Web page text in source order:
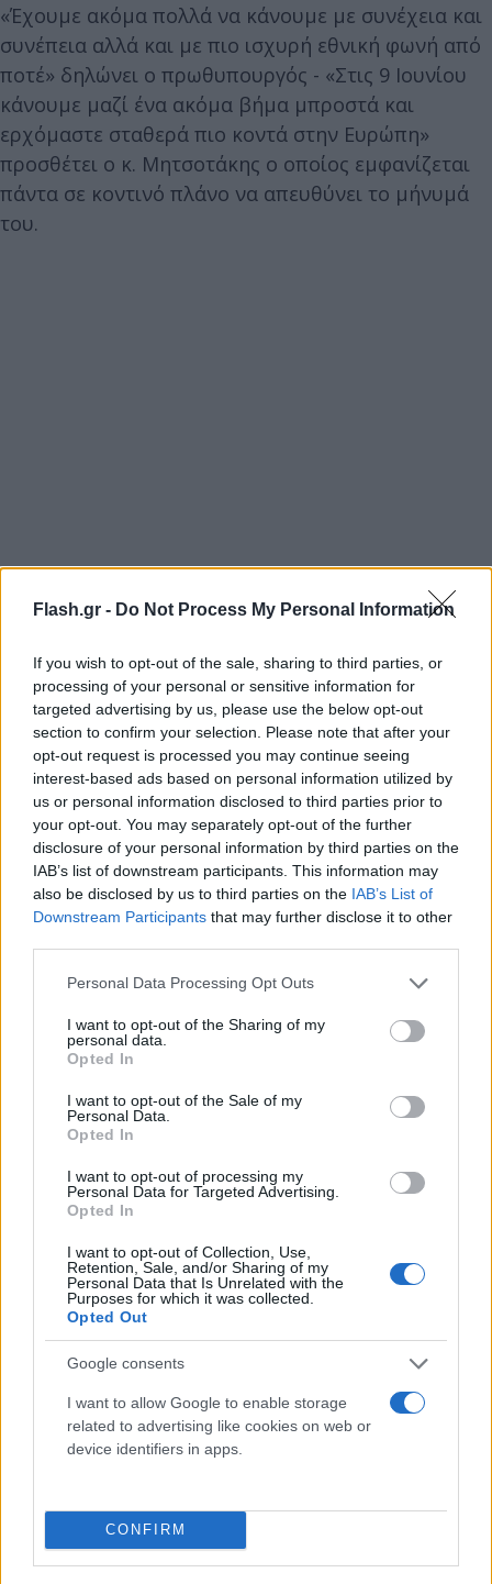
Flash.gr - Do Not Process My Personal Information
If you wish to opt-out of the sale, sharing to third parties, or
processing of your personal or sensitive information for
targeted advertising by us, please use the below opt-out
section to confirm your selection. Please note that after your
opt-out request is processed you may continue seeing
interest-based ads based on personal information utilized by
us or personal information disclosed to third parties prior to
your opt-out. You may separately opt-out of the further
disclosure of your personal information by third parties on the
IAB’s list of downstream participants. This information may
also be disclosed by us to third parties on the IAB’s List of
Downstream Participants that may further disclose it to other
Please note that this website/app uses one or more Google
not limited to your visit or usage behaviour. You may click to
grant or deny consent to Google and its third-party tags to
use your data for below specified purposes in below Google
consent section.
Personal Data Processing Opt Outs
I want to opt-out of the Sharing of my
personal data.
Opted In
I want to opt-out of the Sale of my
Personal Data.
Opted In
I want to opt-out of processing my
Personal Data for Targeted Advertising.
Opted In
I want to opt-out of Collection, Use,
Retention, Sale, and/or Sharing of my
Personal Data that Is Unrelated with the
Purposes for which it was collected.
Opted Out
Google consents
I want to allow Google to enable storage
related to advertising like cookies on web or
device identifiers in apps.
CONFIRM
«Έχουμε ακόμα πολλά να κάνουμε με συνέχεια και
συνέπεια αλλά και με πιο ισχυρή εθνική φωνή από
ποτέ» δηλώνει ο πρωθυπουργός - «Στις 9 Ιουνίου
κάνουμε μαζί ένα ακόμα βήμα μπροστά και
ερχόμαστε σταθερά πιο κοντά στην Ευρώπη»
προσθέτει ο κ. Μητσοτάκης ο οποίος εμφανίζεται
πάντα σε κοντινό πλάνο να απευθύνει το μήνυμά
του.
Το πρώτο προεκλογικό σποτ της Νέας
Δημοκρατίας για τις ευρωεκλογές